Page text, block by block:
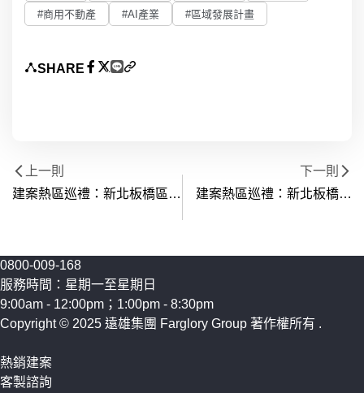
#商用不動產
#AI產業 #區域發展計畫
SHARE
上一則
建案熱區巡禮：新北板橋區
下一則
建案熱區巡禮：新北板橋區
0800-009-168
服務時間：星期一至星期日
9:00am - 12:00pm；1:00pm - 8:30pm
Copyright © 2025 遠雄集團 Farglory Group 著作權所有 .
熱銷建案
客製諮詢